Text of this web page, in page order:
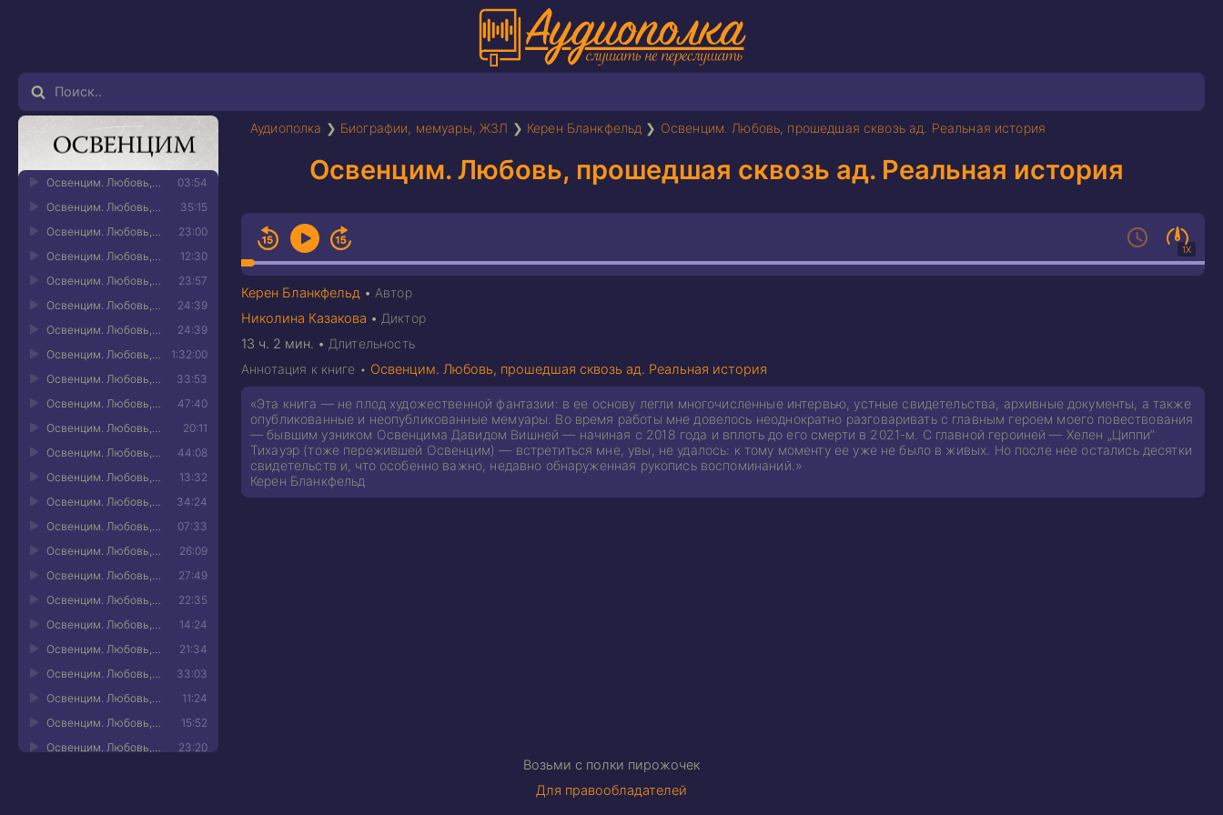
Аудиополка ❯ Биографии, мемуары, ЖЗЛ ❯ Керен Бланкфельд ❯ Освенцим. Любовь, прошедшая сквозь ад. Реальная история
Освенцим. Любовь, прошедшая сквозь ад. Реальная история
1X
Керен Бланкфельд • Автор
Николина Казакова • Диктор
13 ч. 2 мин. • Длительность
03:54
Освенцим. Любовь, прошедшая сквозь ад. Реальная история 01
35:15
Освенцим. Любовь, прошедшая сквозь ад. Реальная история 02
23:00
Освенцим. Любовь, прошедшая сквозь ад. Реальная история 03
12:30
Освенцим. Любовь, прошедшая сквозь ад. Реальная история 04
23:57
Освенцим. Любовь, прошедшая сквозь ад. Реальная история 05
24:39
Освенцим. Любовь, прошедшая сквозь ад. Реальная история 06
24:39
Освенцим. Любовь, прошедшая сквозь ад. Реальная история 07
1:32:00
Освенцим. Любовь, прошедшая сквозь ад. Реальная история 08
33:53
Освенцим. Любовь, прошедшая сквозь ад. Реальная история 09
47:40
Освенцим. Любовь, прошедшая сквозь ад. Реальная история 10
20:11
Освенцим. Любовь, прошедшая сквозь ад. Реальная история 11
44:08
Освенцим. Любовь, прошедшая сквозь ад. Реальная история 12
13:32
Освенцим. Любовь, прошедшая сквозь ад. Реальная история 13
34:24
Освенцим. Любовь, прошедшая сквозь ад. Реальная история 14
07:33
Освенцим. Любовь, прошедшая сквозь ад. Реальная история 15
26:09
Освенцим. Любовь, прошедшая сквозь ад. Реальная история 16
27:49
Освенцим. Любовь, прошедшая сквозь ад. Реальная история 17
22:35
Освенцим. Любовь, прошедшая сквозь ад. Реальная история 18
14:24
Освенцим. Любовь, прошедшая сквозь ад. Реальная история 19
21:34
Освенцим. Любовь, прошедшая сквозь ад. Реальная история 20
33:03
Освенцим. Любовь, прошедшая сквозь ад. Реальная история 21
11:24
Освенцим. Любовь, прошедшая сквозь ад. Реальная история 22
15:52
Освенцим. Любовь, прошедшая сквозь ад. Реальная история 23
23:20
Освенцим. Любовь, прошедшая сквозь ад. Реальная история 24
Аннотация к книге • Освенцим. Любовь, прошедшая сквозь ад. Реальная история
«Эта книга — не плод художественной фантазии: в ее основу легли многочисленные интервью, устные свидетельства, архивные документы, а также
опубликованные и неопубликованные мемуары. Во время работы мне довелось неоднократно разговаривать с главным героем моего повествования
— бывшим узником Освенцима Давидом Вишней — начиная с 2018 года и вплоть до его смерти в 2021-м. С главной героиней — Хелен „Циппи“
Тихауэр (тоже пережившей Освенцим) — встретиться мне, увы, не удалось: к тому моменту ее уже не было в живых. Но после нее остались десятки
свидетельств и, что особенно важно, недавно обнаруженная рукопись воспоминаний.»
Керен Бланкфельд
Возьми с полки пирожочек
Для правообладателей